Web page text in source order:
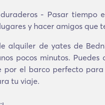
- Pasar
y hacer amigos que
alquiler de yates de
pocos minutos.
por el barco perfecto
tu viaje.